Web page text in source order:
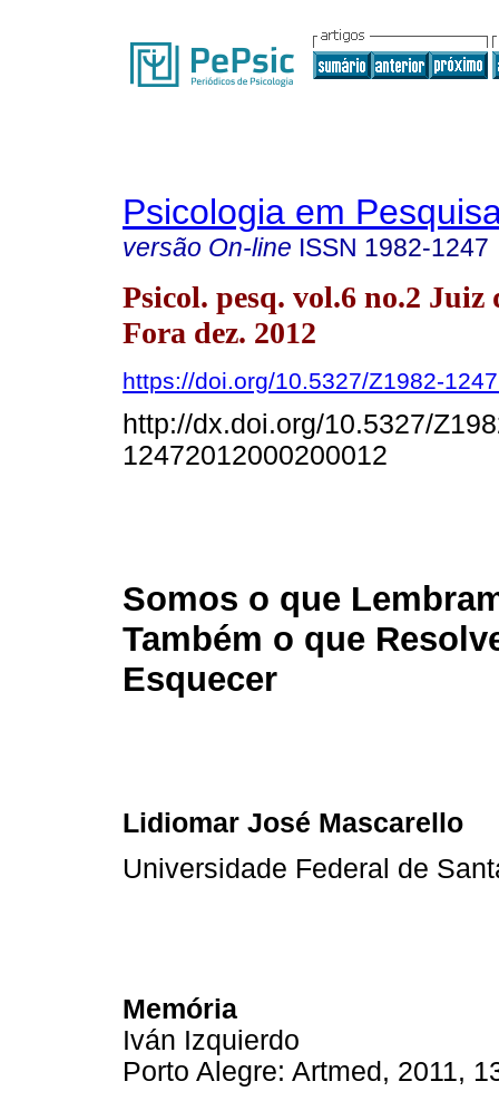
Psicologia em
versão On-line ISSN 1982-1247
Psicol. pesq. vol.6 no.2 Juiz
Fora dez. 2012
https://doi.org/10.5327/Z1982-
http://dx.doi.org/10.5327/
12472012000200012
Somos o que
Também o que
Esquecer
Lidiomar José Mascarello
Universidade Federal de
Memória
Iván Izquierdo
Porto Alegre: Artmed, 2011,